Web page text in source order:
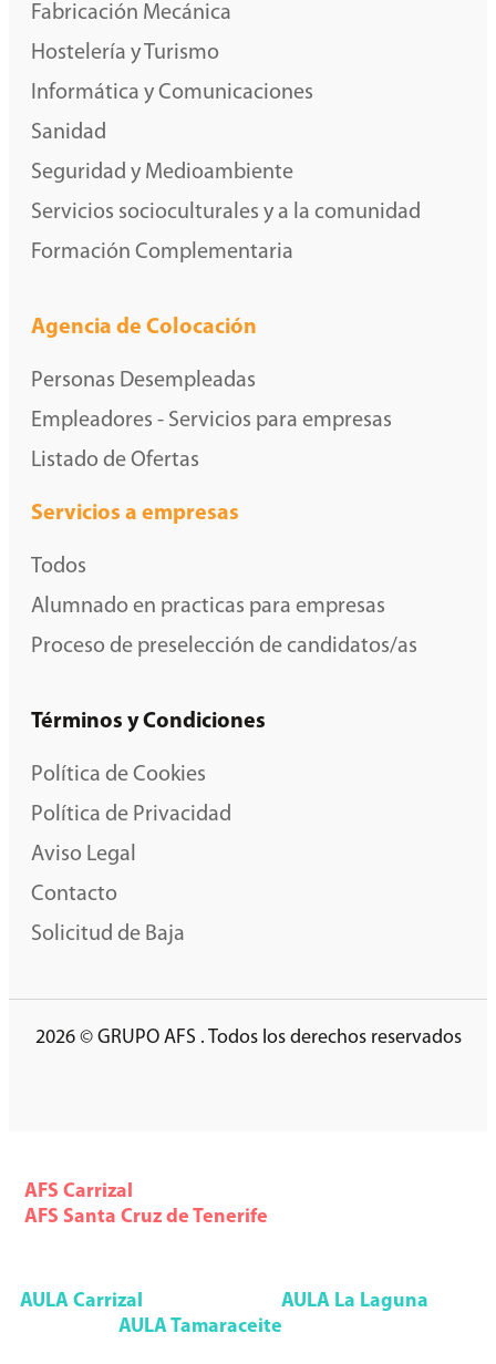
Fabricación Mecánica
Hostelería y Turismo
Informática y Comunicaciones
Sanidad
Seguridad y Medioambiente
Servicios socioculturales y a la comunidad
Formación Complementaria
Agencia de Colocación
Personas Desempleadas
Empleadores - Servicios para empresas
Listado de Ofertas
Servicios a empresas
Todos
Alumnado en practicas para empresas
Proceso de preselección de candidatos/as
Términos y Condiciones
Política de Cookies
Política de Privacidad
Aviso Legal
Contacto
Solicitud de Baja
2026 © GRUPO AFS . Todos los derechos reservados
AFS Carrizal
AFS Santa Cruz de Tenerife
AULA Carrizal AULA La Laguna
AULATamaraceite